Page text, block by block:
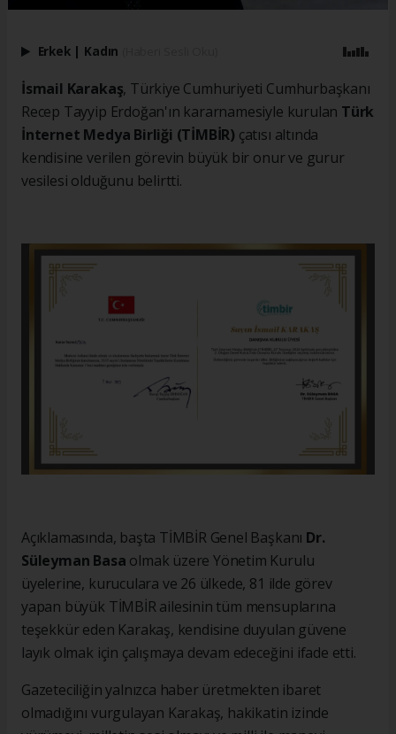
Erkek | Kadın
İsmail Karakaş, Türkiye Cumhuriyeti Cumhurbaşkanı
Recep Tayyip Erdoğan'ın kararnamesiyle kurulan Türk
İnternet Medya Birliği (TİMBİR) çatısı altında
kendisine verilen görevin büyük bir onur ve gurur
vesilesi olduğunu belirtti.
Açıklamasında, başta TİMBİR Genel Başkanı Dr.
Süleyman Basa olmak üzere Yönetim Kurulu
üyelerine, kuruculara ve 26 ülkede, 81 ilde görev
yapan büyük TİMBİR ailesinin tüm mensuplarına
teşekkür eden Karakaş, kendisine duyulan güvene
layık olmak için çalışmaya devam edeceğini ifade etti.
Gazeteciliğin yalnızca haber üretmekten ibaret
olmadığını vurgulayan Karakaş, hakikatin izinde